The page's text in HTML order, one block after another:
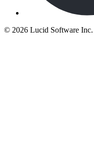
© 2026 Lucid Software Inc.